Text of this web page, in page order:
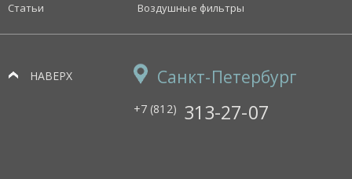
Статьи
Воздушные фильтры
НАВЕРХ Санкт-Петербург
+7 (812) 313-27-07